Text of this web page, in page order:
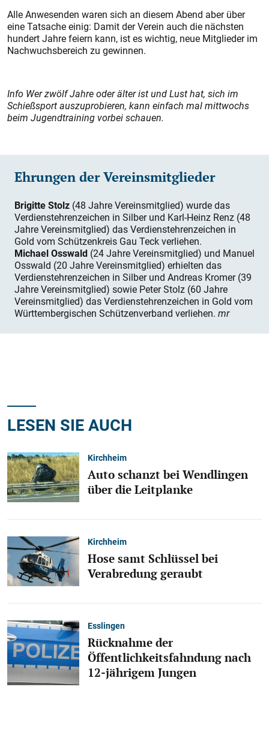
Alle Anwesenden waren sich an diesem Abend aber über
eine Tatsache einig: Damit der Verein auch die nächsten
hundert Jahre feiern kann, ist es wichtig, neue Mitglieder im
Nachwuchsbereich zu gewinnen.
Info Wer zwölf Jahre oder älter ist und Lust hat, sich im
Schießsport auszuprobieren, kann einfach mal mittwochs
beim Jugendtraining vorbei schauen.
Ehrungen der Vereinsmitglieder
Brigitte Stolz (48 Jahre Vereinsmitglied) wurde das
Verdienstehrenzeichen in Silber und Karl-Heinz Renz (48
Jahre Vereinsmitglied) das ­Verdienstehrenzeichen in
Gold vom Schützenkreis Gau Teck verliehen.
Michael Osswald (24 Jahre Vereinsmitglied) und Manuel
Osswald (20 Jahre Vereinsmitglied) erhielten das
Verdienstehrenzeichen in Silber und Andreas Kromer (39
Jahre Vereinsmitglied) sowie Peter Stolz (60 Jahre
Vereinsmitglied) das Verdienstehrenzeichen in Gold vom
Württembergischen Schützenverband verliehen. mr
LESEN SIE AUCH
Kirchheim
Auto schanzt bei Wendlingen
über die Leitplanke
Kirchheim
Hose samt Schlüssel bei
Verabredung geraubt
Esslingen
Rücknahme der
Öffentlichkeitsfahndung nach
12-jährigem Jungen